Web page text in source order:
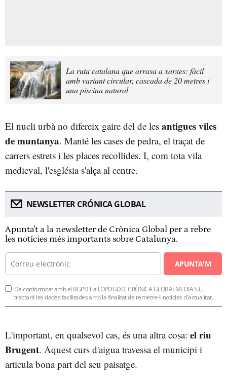
La ruta catalana que arrasa a xarxes: fàcil
amb variant circular, cascada de 20 metres i
una piscina natural
El nucli urbà no difereix gaire del de les antigues viles
de muntanya. Manté les cases de pedra, el traçat de
carrers estrets i les places recollides. I, com tota vila
medieval, l'església s'alça al centre.
NEWSLETTER CRÓNICA GLOBAL
Apunta't a la newsletter de Crònica Global per a rebre
les notícies més importants sobre Catalunya.
APUNTA'M
De conformitat amb el RGPD i la LOPDGDD, CRÒNICA GLOBALMEDIA S.L.
tractarà les dades facilitades amb la finalitat de remetre-li notícies d'actualitat.
L'important, en qualsevol cas, és una altra cosa: el riu
Brugent. Aquest curs d'aigua travessa el municipi i
articula bona part del seu paisatge.